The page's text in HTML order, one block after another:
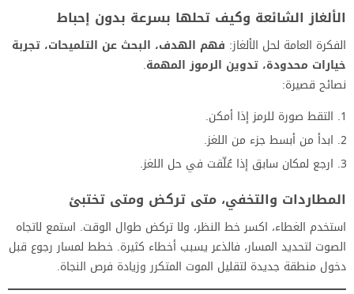
الألغاز الشائعة وكيف تحلها بسرعة بدون إحباط
الفكرة العامة لحل الألغاز: فهم الهدف، البحث عن التلميحات، تجربة
خيارات محدودة، تدوين الرموز المهمة.
نصائح قصيرة:
التقط صورة للرمز إذا أمكن.
ابدأ من أبسط جزء من اللغز.
ارجع لمكان سابق إذا عُلّقت في حل اللغز.
المطاردات والتخفي، متى تركض ومتى تختبئ
استخدم الغطاء، اكسر خط النظر، ولا تركض طوال الوقت. استمع لاتجاه
الصوت لتحديد المسار، فالذعر يسبب أخطاء كثيرة. خطط لمسار رجوع قبل
دخول منطقة جديدة لتقليل الموت المتكرر وزيادة فرص النجاة.